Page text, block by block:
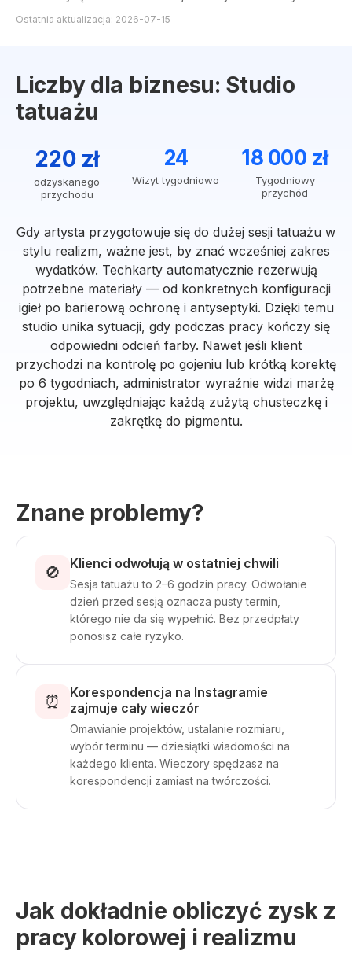
Ostatnia aktualizacja: 2026-07-15
Liczby dla biznesu: Studio
tatuażu
220 zł
odzyskanego
przychodu
24
Wizyt tygodniowo
18 000 zł
Tygodniowy
przychód
Gdy artysta przygotowuje się do dużej sesji tatuażu w
stylu realizm, ważne jest, by znać wcześniej zakres
wydatków. Techkarty automatycznie rezerwują
potrzebne materiały — od konkretnych konfiguracji
igieł po barierową ochronę i antyseptyki. Dzięki temu
studio unika sytuacji, gdy podczas pracy kończy się
odpowiedni odcień farby. Nawet jeśli klient
przychodzi na kontrolę po gojeniu lub krótką korektę
po 6 tygodniach, administrator wyraźnie widzi marżę
projektu, uwzględniając każdą zużytą chusteczkę i
zakrętkę do pigmentu.
Znane problemy?
🚫 Klienci odwołują w ostatniej chwili
Sesja tatuażu to 2–6 godzin pracy. Odwołanie
dzień przed sesją oznacza pusty termin,
którego nie da się wypełnić. Bez przedpłaty
ponosisz całe ryzyko.
⏰
Korespondencja na Instagramie
zajmuje cały wieczór
Omawianie projektów, ustalanie rozmiaru,
wybór terminu — dziesiątki wiadomości na
każdego klienta. Wieczory spędzasz na
korespondencji zamiast na twórczości.
Jak dokładnie obliczyć zysk z
pracy kolorowej i realizmu